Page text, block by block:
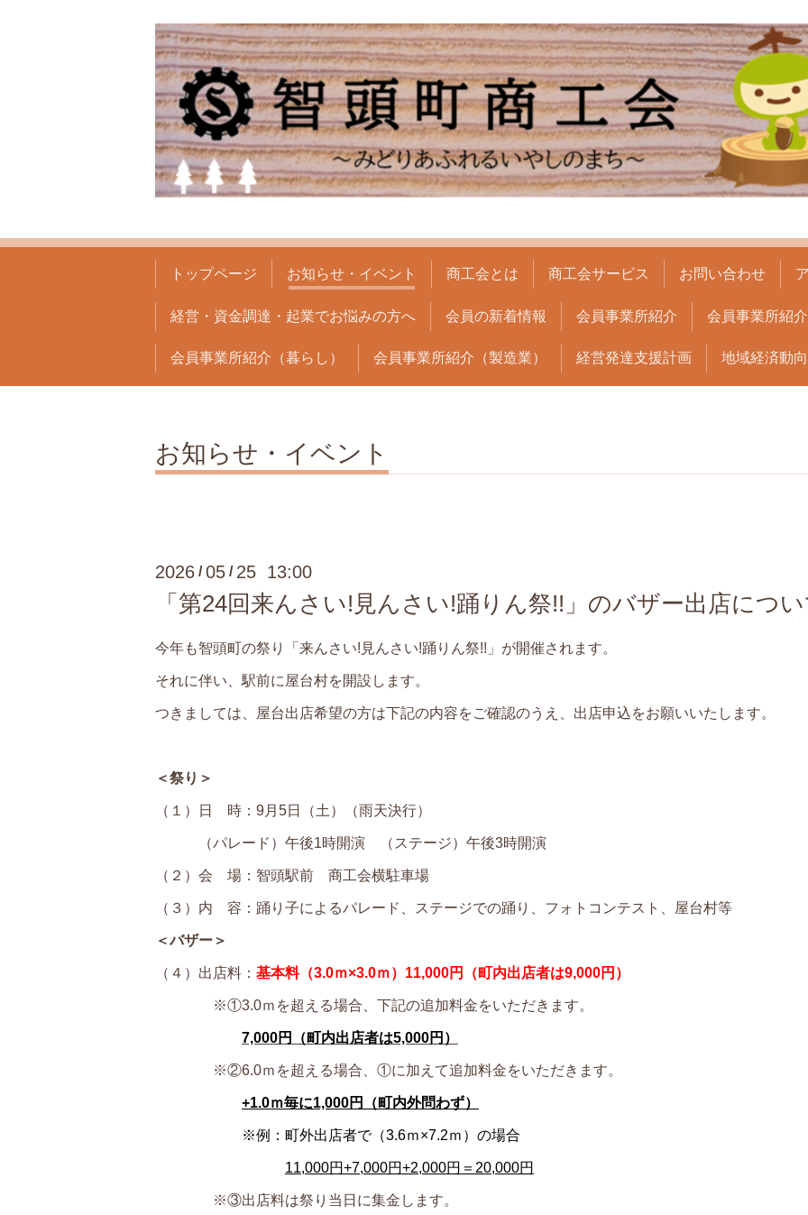
トップページ お知らせ・イベント 商工会とは 商工会サービス お問い合わせ
経営・資金調達・起業でお悩みの方へ 会員の新着情報 会員事業所紹介 会員事業所紹
会員事業所紹介（暮らし） 会員事業所紹介（製造業） 経営発達支援計画 地域経済動
お知らせ・イベント
2026 /05 / 25 13:00
「第24回来んさい!見んさい!踊りん祭!!」のバザー出店につ
今年も智頭町の祭り「来んさい!見んさい!踊りん祭!!」が開催されます。
それに伴い、駅前に屋台村を開設します。
つきましては、屋台出店希望の方は下記の内容をご確認のうえ、出店申込をお願いいたします。
＜祭り＞
（１）日 時：9月5日（土）（雨天決行）
（パレード）午後1時開演 （ステージ）午後3時開演
（２）会 場：智頭駅前 商工会横駐車場
（３）内 容：踊り子によるパレード、ステージでの踊り、フォトコンテスト、屋台村等
＜バザー＞
（４）出店料： 基本料（3.0ｍ×3.0ｍ）11,000円（町内出店者は9,000円）
※①3.0ｍを超える場合、下記の追加料金をいただきます。
7,000円（町内出店者は5,000円）
※②6.0ｍを超える場合、①に加えて追加料金をいただきます。
+1.0ｍ毎に1,000円（町内外問わず）
※例：町外出店者で（3.6ｍ×7.2ｍ）の場合
11,000円+7,000円+2,000円＝20,000円
※③出店料は祭り当日に集金します。